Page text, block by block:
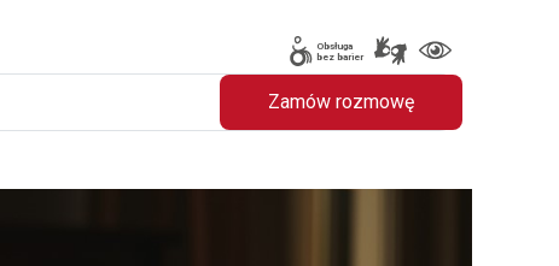
Obsługa
bez barier
Zamów rozmowę